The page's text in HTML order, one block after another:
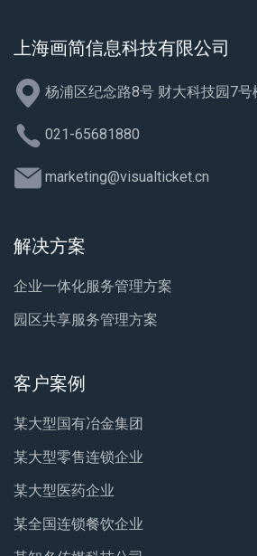
上海画简信息科技有限公司
杨浦区纪念路8号 财大科技园7号
021-65681880
marketing@visualticket.cn
解决方案
企业一体化服务管理方案
园区共享服务管理方案
客户案例
某大型国有冶金集团
某大型零售连锁企业
某大型医药企业
某全国连锁餐饮企业